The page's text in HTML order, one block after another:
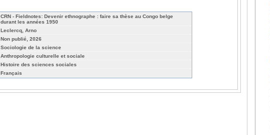
CRN - Fieldnotes: Devenir ethnographe : faire sa thèse au Congo belge
durant les années 1950
Leclercq, Arno
Non publié, 2026
Sociologie de la science
Anthropologie culturelle et sociale
Histoire des sciences sociales
Français